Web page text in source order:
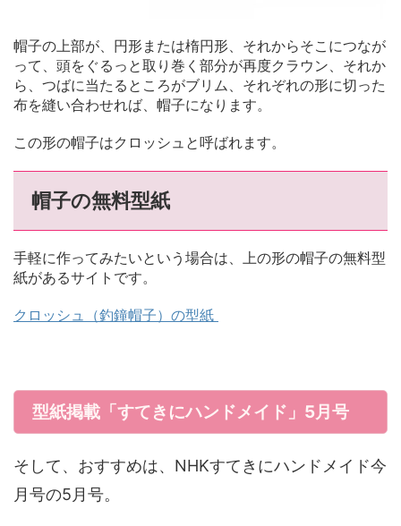
帽子の上部が、円形または楕円形、それからそこにつなが
って、頭をぐるっと取り巻く部分が再度クラウン、それか
ら、つばに当たるところがブリム、それぞれの形に切った
布を縫い合わせれば、帽子になります。
この形の帽子はクロッシュと呼ばれます。
帽子の無料型紙
手軽に作ってみたいという場合は、上の形の帽子の無料型
紙があるサイトです。
クロッシュ（釣鐘帽子）の型紙
型紙掲載「すてきにハンドメイド」5月号
そして、おすすめは、NHKすてきにハンドメイド今
月号の5月号。